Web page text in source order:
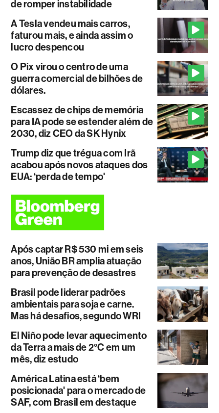
de romper instabilidade
A Tesla vendeu mais carros,
faturou mais, e ainda assim o
lucro despencou
O Pix virou o centro de uma
guerra comercial de bilhões de
dólares.
Escassez de chips de memória
para IA pode se estender além de
2030, diz CEO da SK Hynix
Trump diz que trégua com Irã
acabou após novos ataques dos
EUA: ‘perda de tempo'
Após captar R$ 530 mi em seis
anos, União BR amplia atuação
para prevenção de desastres
Brasil pode liderar padrões
ambientais para soja e carne.
Mas há desafios, segundo WRI
El Niño pode levar aquecimento
da Terra a mais de 2°C em um
mês, diz estudo
América Latina está ‘bem
posicionada' para o mercado de
SAF, com Brasil em destaque